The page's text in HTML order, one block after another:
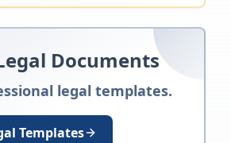
Documents
legal templates.
Templates